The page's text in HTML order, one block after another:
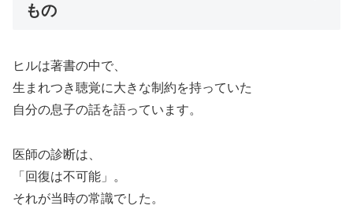
もの
ヒルは著書の中で、
生まれつき聴覚に大きな制約を持っていた
自分の息子の話を語っています。
医師の診断は、
「回復は不可能」。
それが当時の常識でした。